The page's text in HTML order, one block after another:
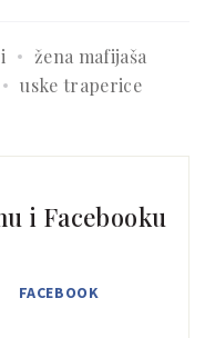
žena mafijaša
uske traperice
i Facebooku
FACEBOOK